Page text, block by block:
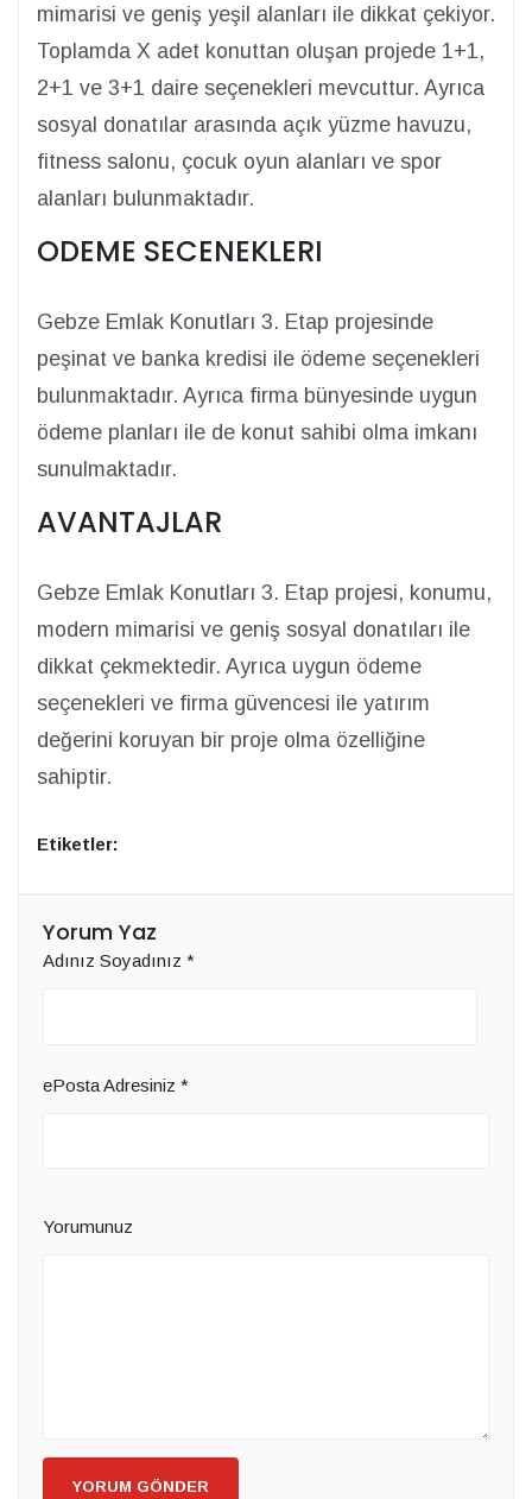
mimarisi ve geniş yeşil alanları ile dikkat çekiyor.
Toplamda X adet konuttan oluşan projede 1+1,
2+1 ve 3+1 daire seçenekleri mevcuttur. Ayrıca
sosyal donatılar arasında açık yüzme havuzu,
fitness salonu, çocuk oyun alanları ve spor
alanları bulunmaktadır.
ODEME SECENEKLERI
Gebze Emlak Konutları 3. Etap projesinde
peşinat ve banka kredisi ile ödeme seçenekleri
bulunmaktadır. Ayrıca firma bünyesinde uygun
ödeme planları ile de konut sahibi olma imkanı
sunulmaktadır.
AVANTAJLAR
Gebze Emlak Konutları 3. Etap projesi, konumu,
modern mimarisi ve geniş sosyal donatıları ile
dikkat çekmektedir. Ayrıca uygun ödeme
seçenekleri ve firma güvencesi ile yatırım
değerini koruyan bir proje olma özelliğine
sahiptir.
Etiketler:
Yorum Yaz
Adınız Soyadınız *
ePosta Adresiniz *
Yorumunuz
YORUM GÖNDER